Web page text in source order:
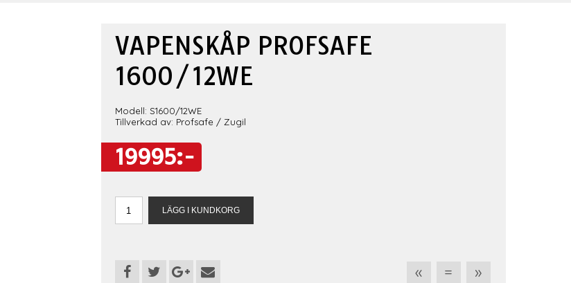
VAPENSKÅP PROFSAFE
1600/12WE
Modell: S1600/12WE
Tillverkad av: Profsafe / Zugil
19995:-
« = »